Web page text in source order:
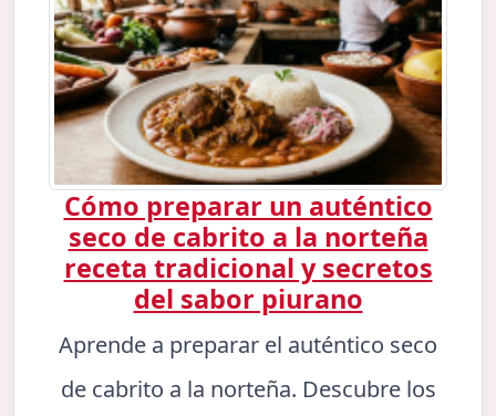
Cómo preparar un auténtico
seco de cabrito a la norteña
receta tradicional y secretos
del sabor piurano
Aprende a preparar el auténtico seco
de cabrito a la norteña. Descubre los